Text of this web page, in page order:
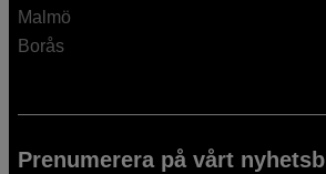
Malmö
Borås
Prenumerera på vårt